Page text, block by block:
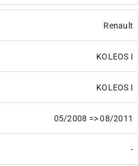
Renault
KOLEOS I
KOLEOS I
05/2008 => 08/2011
-